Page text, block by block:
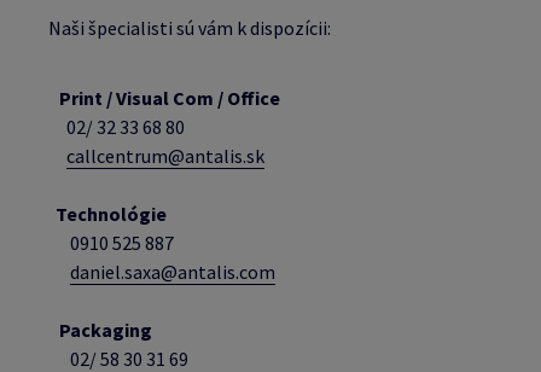
Naši špecialisti sú vám k dispozícii:
Print / Visual Com / Office
02/ 32 33 68 80
callcentrum@antalis.sk
Technológie
0910 525 887
daniel.saxa@antalis.com
Packaging
02/58 30 31 69